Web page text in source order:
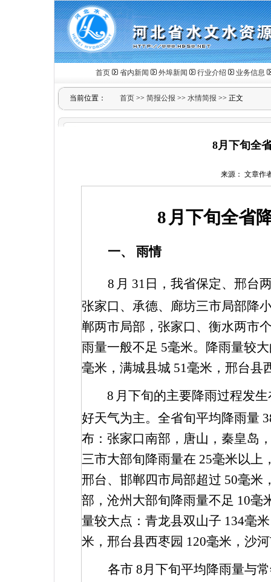
首页 省内新闻 外埠新闻 行业介绍 业务信息
当前位置： 首页 >> 简报公报 >> 水情简报 >> 正文
8月下旬全
来源： 文章作
8 月下旬全省
一、 雨情
8 月 31 日，我省保定、邢台
张家口、承德、廊坊三市局部降
郸两市局部，张家口、衡水两市
雨量一般不足 5毫米。降雨量较
毫米，满城县城 51毫米，邢台县
8 月下旬的主要降雨过程发
好天气为主。全省旬平均降雨量
布：张家口南部，唐山，秦皇岛
三市大部旬降雨量在 25毫米以上
邢台、邯郸四市局部超过 50毫米
部，沧州大部旬降雨量不足 10毫
量较大点：青龙县双山子 134毫
米，邢台县西枣园 120毫米，沙
各市 8月下旬平均降雨量与